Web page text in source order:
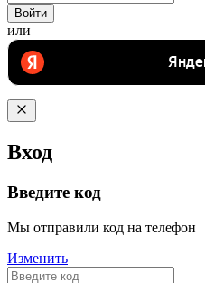
Войти
или
Вход
Введите код
Мы отправили код на телефон
Изменить